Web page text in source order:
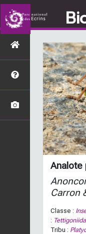
Analote
Carron
Classe :
:
Tribu :